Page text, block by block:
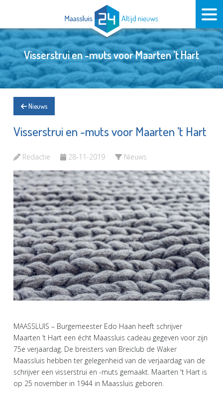
Visserstrui en -muts voor Maarten ’t Hart
Nieuws
Visserstrui en -muts voor Maarten ’t Hart
Redactie 28-11-2019 Nieuws
MAASSLUIS – Burgemeester Edo Haan heeft schrijver
Maarten ’t Hart een écht Maassluis cadeau gegeven voor zijn
75e verjaardag. De breisters van Breiclub de Waker
Maassluis hebben ter gelegenheid van de verjaardag van de
schrijver een visserstrui en -muts gemaakt. Maarten 't Hart is
op 25 november in 1944 in Maassluis geboren.